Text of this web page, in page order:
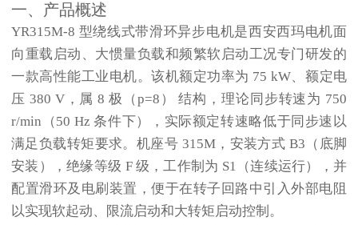
一、产品概述
YR315M-8 型绕线式带滑环异步电机是西安西玛电机面
向重载启动、大惯量负载和频繁软启动工况专门研发的
一款高性能工业电机。该机额定功率为 75 kW、额定电
压 380 V，属8 极（p=8） 结构，理论同步转速为 750
r/min （50 Hz 条件下），实际额定转速略低于同步速以
满足负载转矩要求。机座号 315M，安装方式 B3（底脚
安装）
，绝缘等级 F 级 ，工作制为 S1（连续运行）
，并
配置滑环及电刷装置，便于在转子回路中引入外部电阻
以实现软起动、限流启动和大转矩启动控制。